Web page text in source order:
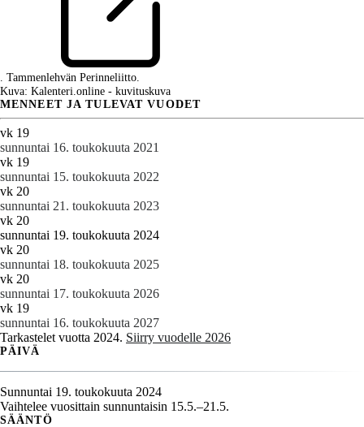
. Tammenlehvän Perinneliitto.
Kuva: Kalenteri.online - kuvituskuva
MENNEET JA TULEVAT VUODET
vk 19
sunnuntai 16. toukokuuta 2021
vk 19
sunnuntai 15. toukokuuta 2022
vk 20
sunnuntai 21. toukokuuta 2023
vk 20
sunnuntai 19. toukokuuta 2024
vk 20
sunnuntai 18. toukokuuta 2025
vk 20
sunnuntai 17. toukokuuta 2026
vk 19
sunnuntai 16. toukokuuta 2027
Tarkastelet vuotta 2024. Siirry vuodelle 2026
PÄIVÄ
Sunnuntai 19. toukokuuta 2024
Vaihtelee vuosittain sunnuntaisin 15.5.–21.5.
SÄÄNTÖ